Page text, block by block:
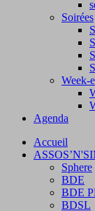
Soirées
Week-
Agenda
Accueil
Sphere
BDE
BDE
BDSL